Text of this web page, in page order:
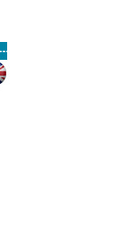
Retrouvez les